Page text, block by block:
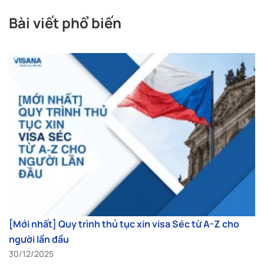
Bài viết phổ biến
[Mới nhất] Quy trình thủ tục xin visa Séc từ A-Z cho
người lần đầu
30/12/2025